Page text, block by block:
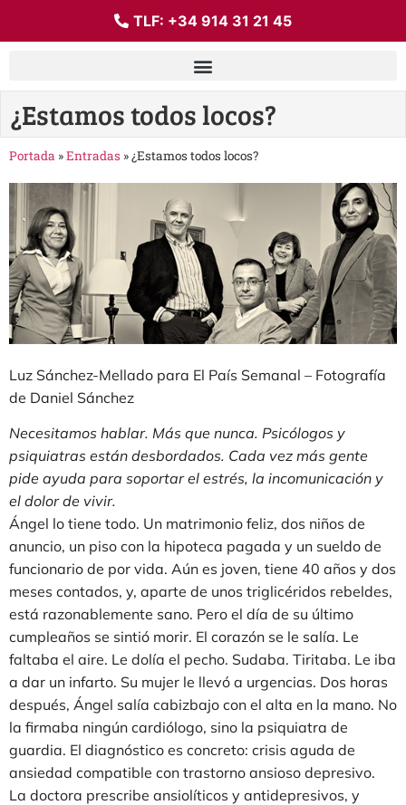
TLF: +34 914 31 21 45
¿Estamos todos locos?
Portada »Entradas »¿Estamos todos locos?
Luz Sánchez-Mellado para El País Semanal – Fotografía
de Daniel Sánchez
Necesitamos hablar. Más que nunca. Psicólogos y
psiquiatras están desbordados. Cada vez más gente
pide ayuda para soportar el estrés, la incomunicación y
el dolor de vivir.
Ángel lo tiene todo. Un matrimonio feliz, dos niños de
anuncio, un piso con la hipoteca pagada y un sueldo de
funcionario de por vida. Aún es joven, tiene 40 años y dos
meses contados, y, aparte de unos triglicéridos rebeldes,
está razonablemente sano. Pero el día de su último
cumpleaños se sintió morir. El corazón se le salía. Le
faltaba el aire. Le dolía el pecho. Sudaba. Tiritaba. Le iba
a dar un infarto. Su mujer le llevó a urgencias. Dos horas
después, Ángel salía cabizbajo con el alta en la mano. No
la firmaba ningún cardiólogo, sino la psiquiatra de
guardia. El diagnóstico es concreto: crisis aguda de
ansiedad compatible con trastorno ansioso depresivo.
La doctora prescribe ansiolíticos y antidepresivos, y